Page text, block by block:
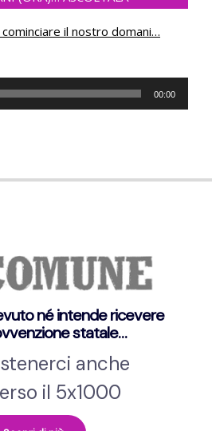
il nostro domani…
00:00
né intende ricevere
statale…
anche
il 5x1000